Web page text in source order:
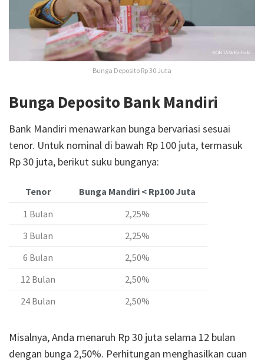
Bunga Deposito Rp 30 Juta
Bunga Deposito Bank Mandiri
Bank Mandiri menawarkan bunga bervariasi sesuai
tenor. Untuk nominal di bawah Rp 100 juta, termasuk
Rp 30 juta, berikut suku bunganya:
Tenor
Bunga Mandiri < Rp100 Juta
1 Bulan
2,25%
3 Bulan
2,25%
6 Bulan
2,50%
12 Bulan
2,50%
24 Bulan
2,50%
Misalnya, Anda menaruh Rp 30 juta selama 12 bulan
dengan bunga 2,50%. Perhitungan menghasilkan cuan